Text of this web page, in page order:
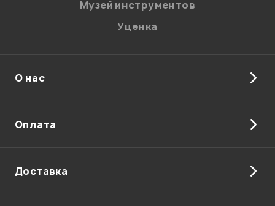
Отправить
Музей инструментов
Уценка
О нас
Оплата
Доставка